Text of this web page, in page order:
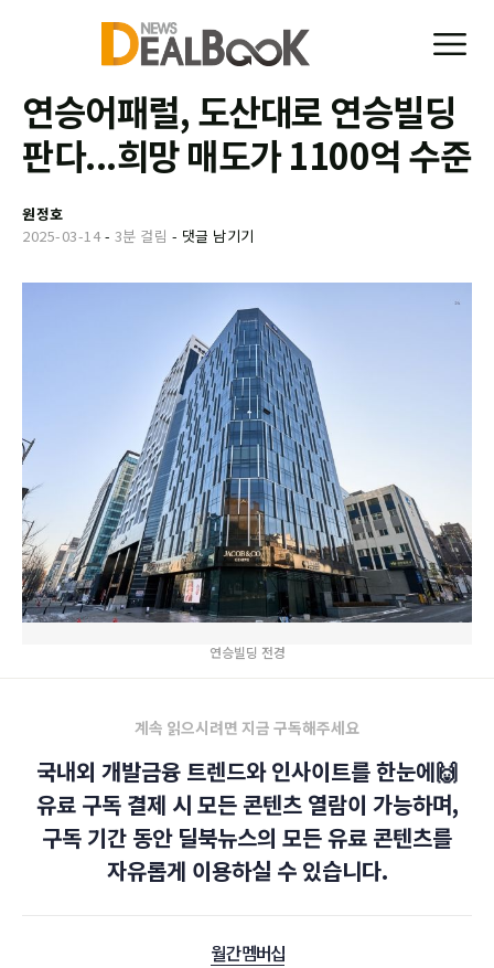
연승어패럴, 도산대로 연승빌딩
판다...희망 매도가 1100억 수준
원정호
2025-03-14- 3분 걸림 - 댓글 남기기
연승빌딩 전경
계속 읽으시려면 지금 구독해주세요
국내외 개발금융 트렌드와 인사이트를 한눈에🙌
유료 구독 결제 시 모든 콘텐츠 열람이 가능하며,
구독 기간 동안 딜북뉴스의 모든 유료 콘텐츠를
자유롭게 이용하실 수 있습니다.
월간 멤버십